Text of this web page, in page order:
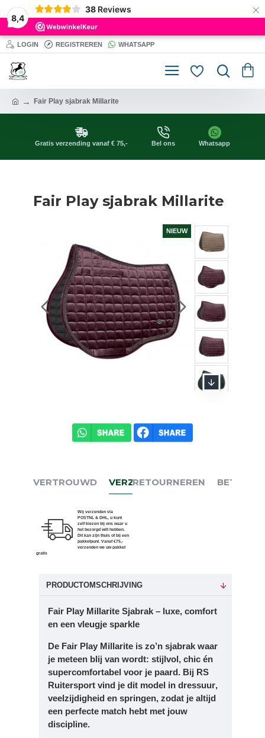
8,4
38 Reviews ×
LOGIN REGISTREREN WHATSAPP
Fair Play sjabrak Millarite
Gratis verzending vanaf € 75,- Bel ons Whatsapp
Fair Play sjabrak Millarite
NIEUW
VERTROUWD VERZENDEN
Wij verzenden via
POSTNL & DHL, u kunt
zelf kiezen bij ons waar u
het bezorgd wilt hebben.
Dit kan zijn thuis of bij een
pakketpunt. Vanaf €75,-
verzenden we uw pakket
gratis
RETOURNEREN BETALEN
PRODUCTOMSCHRIJVING
Fair Play Millarite Sjabrak – luxe, comfort
en een vleugje sparkle
De Fair Play Millarite is zo’n sjabrak waar
je meteen blij van wordt: stijlvol, chic én
supercomfortabel voor je paard. Bij RS
Ruitersport vind je dit model in dressuur,
veelzijdigheid en springen, zodat je altijd
een perfecte match hebt met jouw
discipline.